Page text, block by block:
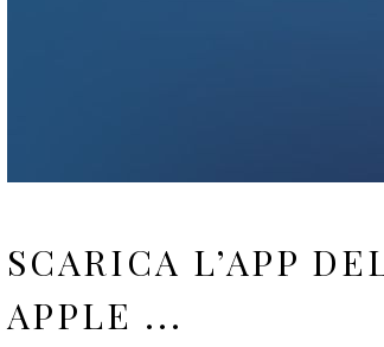
SCARICA L’APP
APPLE ...